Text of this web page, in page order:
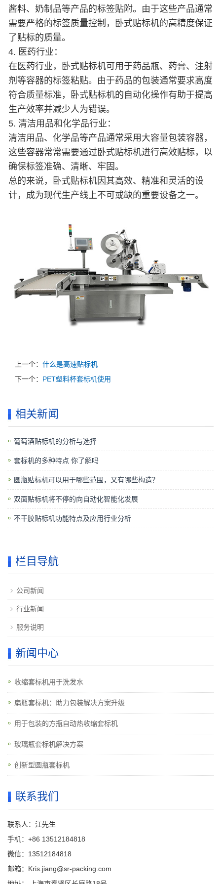
酱料、奶制品等产品的标签贴附。由于这些产品通常
需要严格的标签质量控制，卧式贴标机的高精度保证
了贴标的质量。
4. 医药行业：
在医药行业，卧式贴标机可用于药品瓶、药膏、注射
剂等容器的标签粘贴。由于药品的包装通常要求高度
符合质量标准，卧式贴标机的自动化操作有助于提高
生产效率并减少人为错误。
5. 清洁用品和化学品行业：
清洁用品、化学品等产品通常采用大容量包装容器，
这些容器常常需要通过卧式贴标机进行高效贴标，以
确保标签准确、清晰、牢固。
总的来说，卧式贴标机因其高效、精准和灵活的设
计，成为现代生产线上不可或缺的重要设备之一。
上一个： 什么是高速贴标机
下一个： PET塑料杯套标机使用
相关新闻
葡萄酒贴标机的分析与选择
套标机的多种特点 你了解吗
圆瓶贴标机可以用于哪些范围，又有哪些构造？
双面贴标机将不停的向自动化智能化发展
不干胶贴标机功能特点及应用行业分析
栏目导航
公司新闻
行业新闻
服务说明
新闻中心
收缩套标机用于洗发水
扁瓶套标机：助力包装解决方案升级
用于包装的方瓶自动热收缩套标机
玻璃瓶套标机解决方案
创新型圆瓶套标机
联系我们
联系人：江先生
手机：+86 13512184818
微信：13512184818
邮箱：Kris.jiang@sr-packing.com